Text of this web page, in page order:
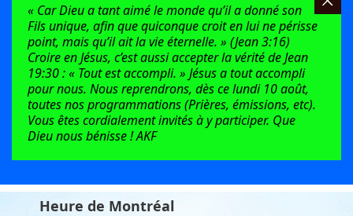
« Car Dieu a tant aimé le monde qu’il a donné son
Fils unique, afin que quiconque croit en lui ne périsse
point, mais qu’il ait la vie éternelle. » (Jean 3:16)
Croire en Jésus, c’est aussi accepter la vérité de Jean
19:30 : « Tout est accompli. » Jésus a tout accompli
pour nous. Nous reprendrons, dès ce lundi 10 août,
toutes nos programmations (Prières, émissions, etc).
Vous êtes cordialement invités à y participer. Que
Dieu nous bénisse ! AKF
Heure de Montréal